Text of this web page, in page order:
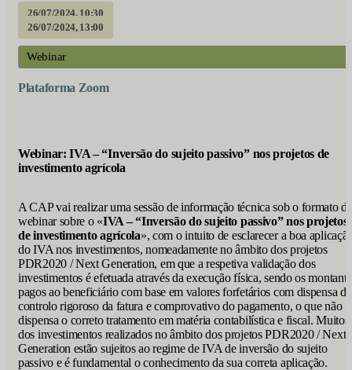
26/07/2024, 10:30
26/07/2024, 13:00
Webinar
Plataforma Zoom
Webinar: IVA – “Inversão do sujeito passivo” nos projetos de
investimento agrícola
A CAP vai realizar uma sessão de informação técnica sob o formato de
webinar sobre o «IVA – “Inversão do sujeito passivo” nos projetos
de investimento agrícola», com o intuito de esclarecer a boa
do IVA nos investimentos, nomeadamente no âmbito dos projetos
PDR2020 / Next Generation, em que a respetiva validação dos
investimentos é efetuada através da execução física, sendo os
pagos ao beneficiário com base em valores forfetários com dispensa do
controlo rigoroso da fatura e comprovativo do pagamento, o que não
dispensa o correto tratamento em matéria contabilística e fiscal. Muitos
dos investimentos realizados no âmbito dos projetos PDR2020 / Next
Generation estão sujeitos ao regime de IVA de inversão do sujeito
passivo e é fundamental o conhecimento da sua correta aplicação.